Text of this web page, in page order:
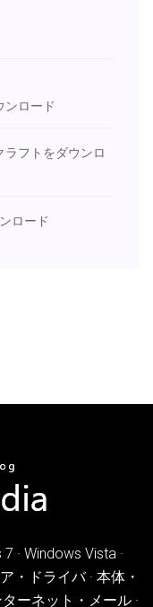
ンロード
フトをダウンロ
ロード
· Windows Vista ·
・ドライバ · 本体・
ーネット・メール ·